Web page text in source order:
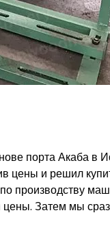
порта Акаба в
цены и решил
производству
цены. Затем мы